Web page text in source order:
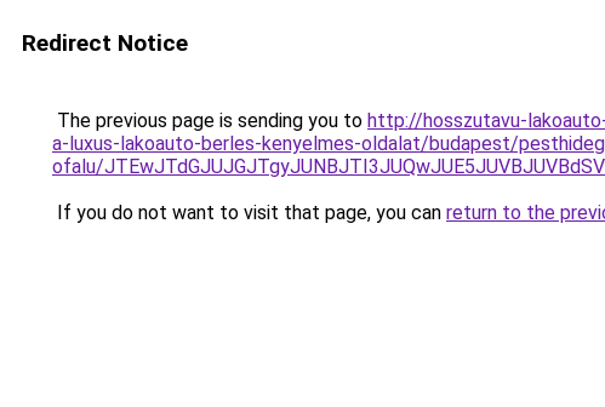
Redirect Notice
The previous page is sending you to http://hosszutavu-
a-luxus-lakoauto-berles-kenyelmes-oldalat/budapest/
ofalu/
If you do not want to visit that page, you can return to the